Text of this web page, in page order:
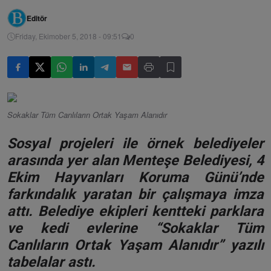
Editör
Friday, Ekimober 5, 2018 - 09:51 0
Sokaklar Tüm Canlıların Ortak Yaşam Alanıdır
Sosyal projeleri ile örnek belediyeler
arasında yer alan Menteşe Belediyesi, 4
Ekim Hayvanları Koruma Günü’nde
farkındalık yaratan bir çalışmaya imza
attı. Belediye ekipleri kentteki parklara
ve kedi evlerine “Sokaklar Tüm
Canlıların Ortak Yaşam Alanıdır” yazılı
tabelalar astı.